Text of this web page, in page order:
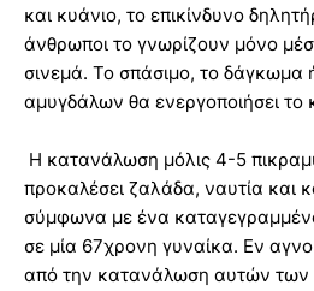
και κυάνιο, το επικίνδυνο
άνθρωποι το γνωρίζουν μόνο
σινεμά. Το σπάσιμο, το
αμυγδάλων θα ενεργοποιήσει το
Η κατανάλωση μόλις 4-5
προκαλέσει ζαλάδα, ναυτία και
σύμφωνα με ένα
σε μία 67χρονη γυναίκα. Εν
από την κατανάλωση αυτών των